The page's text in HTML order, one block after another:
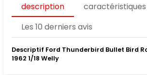
description
caractéristiques
Les 10 derniers avis
Descriptif Ford Thunderbird Bullet Bird
1962 1/18 Welly